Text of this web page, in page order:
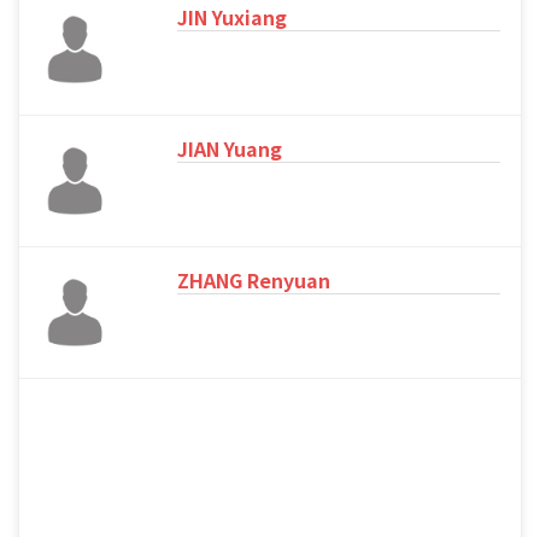
JIN Yuxiang
JIAN Yuang
ZHANG Renyuan